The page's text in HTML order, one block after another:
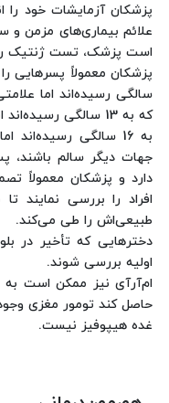
پزشکان آزمایشات خود
علائم بیماری‌های مزمن
است پزشک، تست ژنتیک
سالگی رسیده‌اند اما
که به 13 سالگی
به 16 سالگی
جهات دیگر سالم باشند،
دارد و پزشکان معمولاً
افراد را بررسی نمایند
طبیعی‌اش را طی می‌کند.
دخترهایی که تأخیر در
اولیه بررسی شوند.
ام‌آرآی نیز ممکن است
حاصل کند تومور مغزی وجود
غده هیپوفیز نیست.